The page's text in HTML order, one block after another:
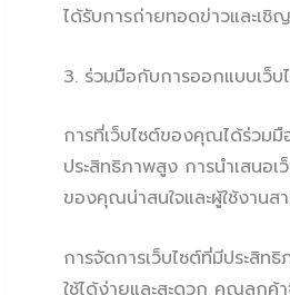
ได้รับการถ่ายทอดข่าวและเชิ
3. ร่วมมือกับการออกแบบเว็บ
การที่เว็บไซต์ของคุณได้ร่วมมื
ประสิทธิภาพสูง การนำเสนอ
ของคุณน่าสนใจและผู้ใช้งานส
การจัดการเว็บไซต์ที่มีประสิท
ใช้ได้ง่ายและสะดวก คุณลูกค้